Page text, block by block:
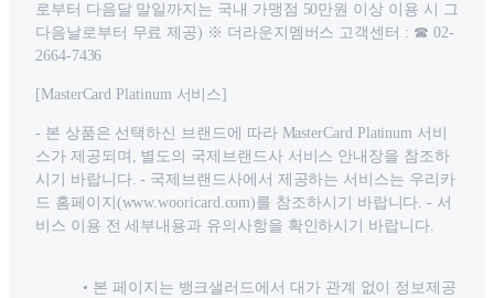
로부터 다음달 말일까지는 국내 가맹점 50만원 이상 이용 시 그
다음날로부터 무료 제공) ※ 더라운지멤버스 고객센터 : ☎ 02-
2664-7436
[MasterCard Platinum 서비스]
- 본 상품은 선택하신 브랜드에 따라 MasterCard Platinum 서비
스가 제공되며, 별도의 국제브랜드사 서비스 안내장을 참조하
시기 바랍니다. - 국제브랜드사에서 제공하는 서비스는 우리카
드 홈페이지(www.wooricard.com)를 참조하시기 바랍니다. - 서
비스 이용 전 세부내용과 유의사항을 확인하시기 바랍니다.
본 페이지는 뱅크샐러드에서 대가 관계 없이 정보제공